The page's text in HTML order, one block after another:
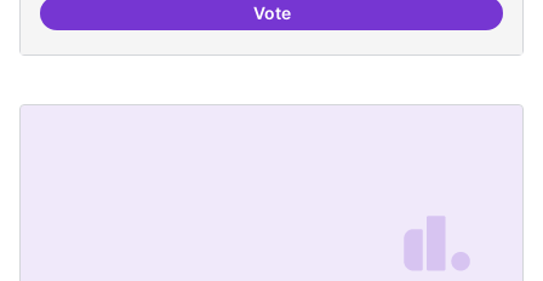
VoteProjecte Pilot - Refugi